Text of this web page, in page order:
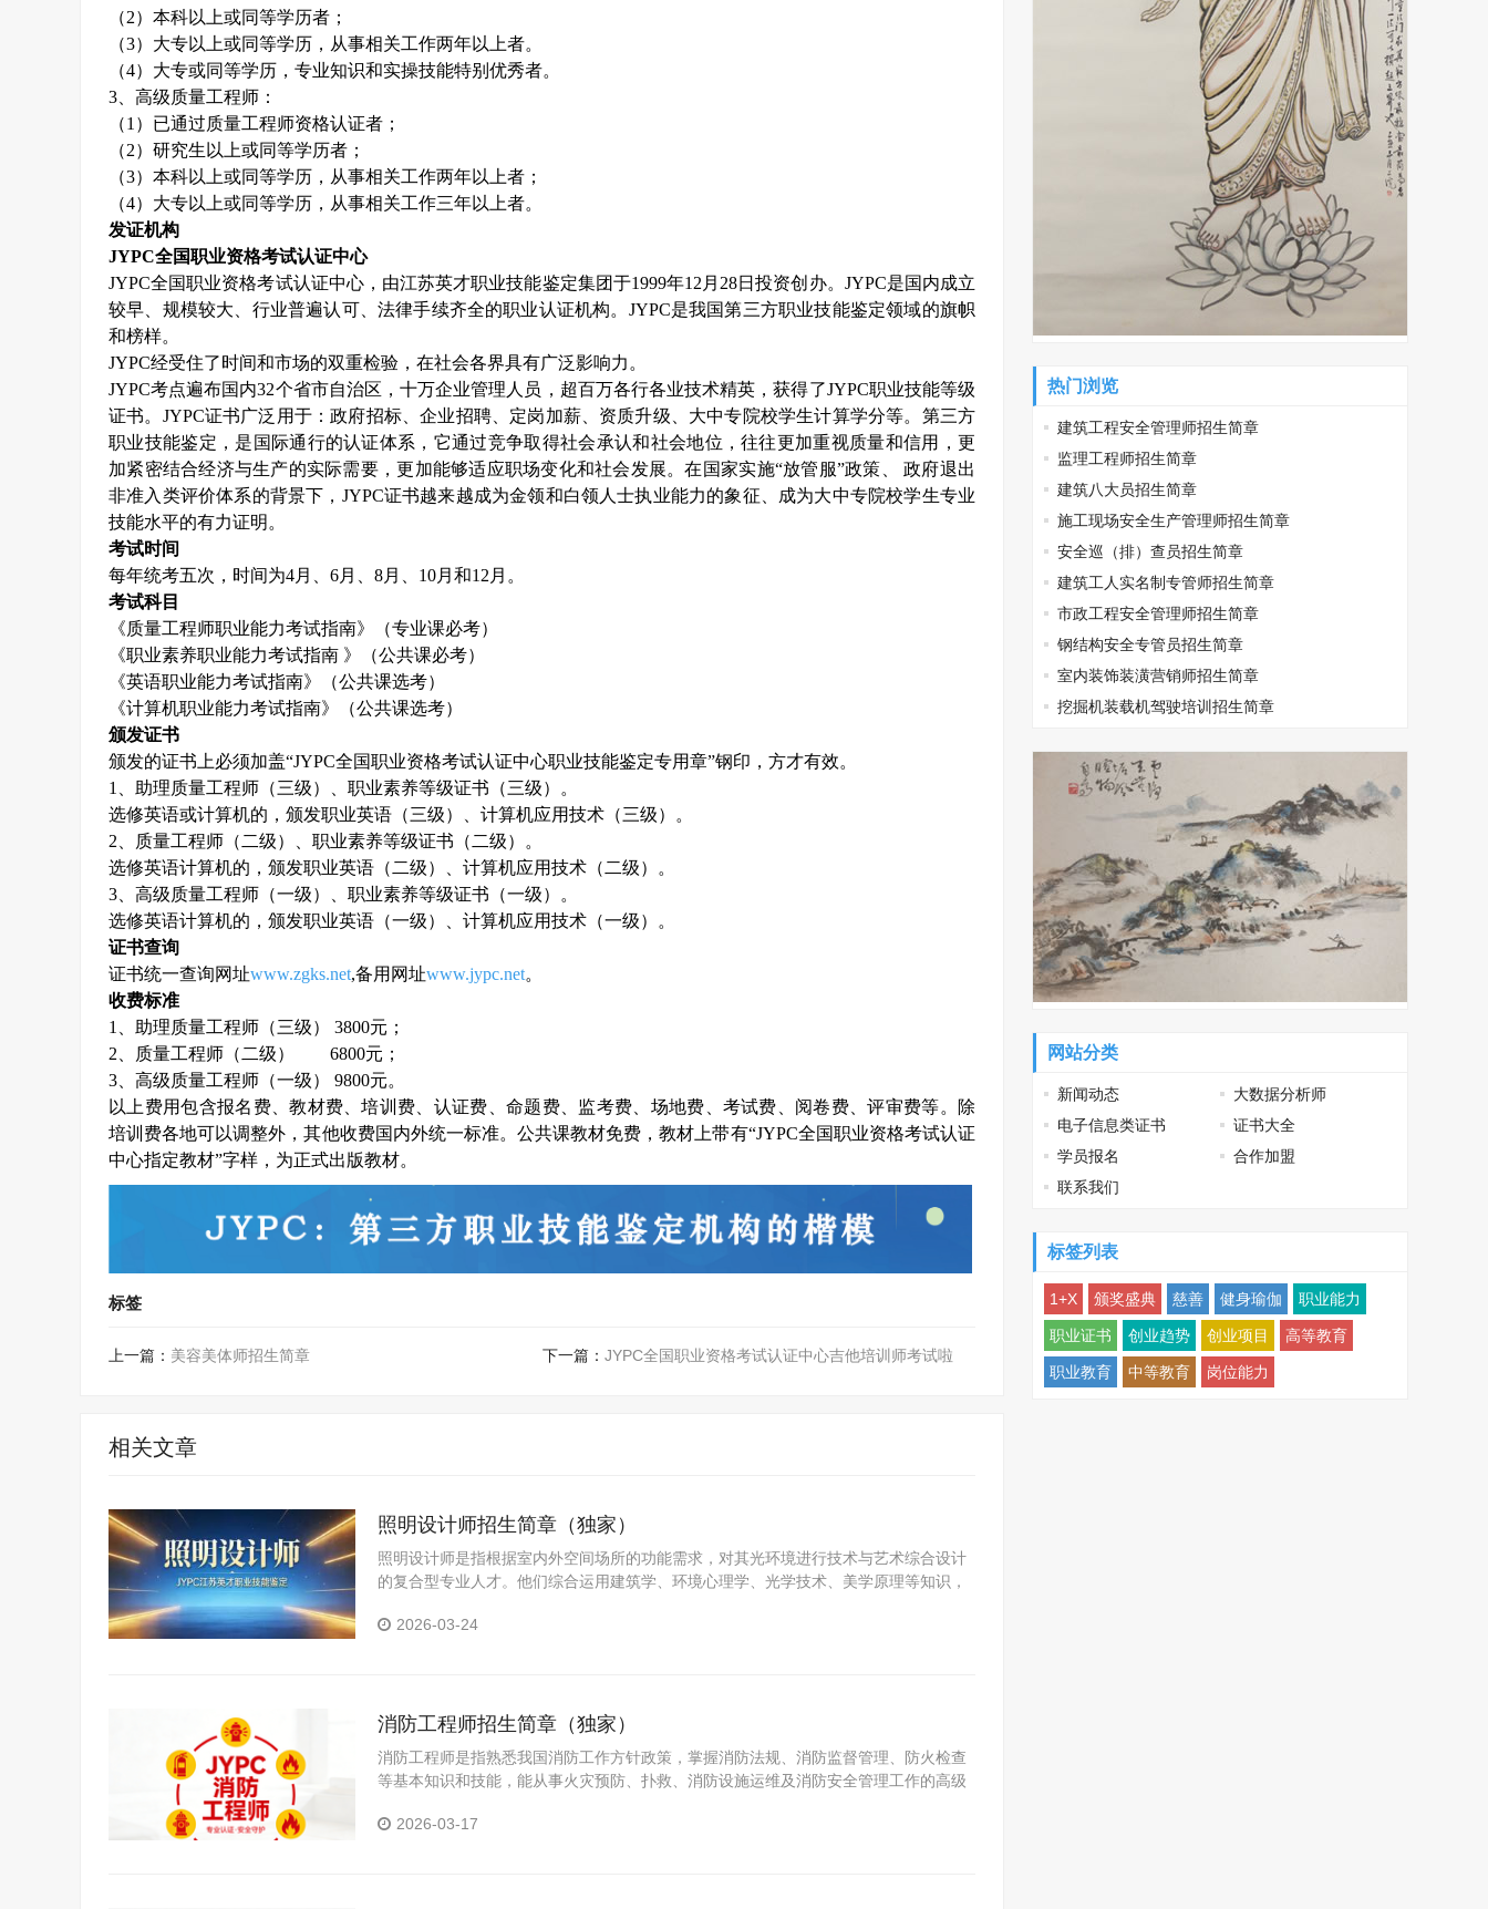
（2）本科以上或同等学历者；
（3）大专以上或同等学历，从事相关工作两年以上者。
（4）大专或同等学历，专业知识和实操技能特别优秀者。
3 、高级质量工程师：
（1 ）已通过质量工程师资格认证者；
（2）研究生以上或同等学历者；
（3）本科以上或同等学历，从事相关工作两年以上者；
（4）大专以上或同等学历，从事相关工作三年以上者。
发证机构
JYPC全国职业资格考试认证中心
JYPC全国职业资格考试认证中心，由江苏英才职业技能鉴定集团于1999年12 月 28日投资创办。 JYPC是国内成立
较早、规模较大、行业普遍认可、法律手续齐全的职业认证机构。 JYPC是我国第三方职业技能鉴定领域的旗帜
和榜样。
JYPC经受住了时间和市场的双重检验，在社会各界具有广泛影响力。
JYPC考点遍布国内32个省市自治区，十万企业管理人员，超百万各行各业技术精英，获得了JYPC职业技能等级
证书。 JYPC证书广泛用于：政府招标、企业招聘、定岗加薪、资质升级、大中专院校学生计算学分等。第三方
职业技能鉴定，是国际通行的认证体系，它通过竞争取得社会承认和社会地位，往往更加重视质量和信用，更
加紧密结合经济与生产的实际需要，更加能够适应职场变化和社会发展。在国家实施“放管服”政策、 政府退出
非准入类评价体系的背景下， JYPC证书越来越成为金领和白领人士执业能力的象征、成为大中专院校学生专业
技能水平的有力证明。
考试时间
每年统考五次，时间为4月、 6月、 8月、 10月和12 月。
考试科目
《质量工程师职业能力考试指南》（专业课必考）
《职业素养职业能力考试指南 》（公共课必考）
《英语职业能力考试指南》（公共课选考）
《计算机职业能力考试指南》（公共课选考）
颁发证书
颁发的证书上必须加盖“JYPC全国职业资格考试认证中心职业技能鉴定专用章”钢印，方才有效。
1
、助理质量工程师（三级）、职业素养等级证书（三级）。
选修英语或计算机的，颁发职业英语（三级）、计算机应用技术（三级）。
2 、质量工程师（二级）、职业素养等级证书（二级）。
选修英语计算机的，颁发职业英语（二级）、计算机应用技术（二级）。
3 、高级质量工程师（一级）、职业素养等级证书（一级）。
选修英语计算机的，颁发职业英语（一级）、计算机应用技术（一级）。
证书查询
证书统一查询网址www.zgks.net,备用网址www.jypc.net。
收费标准
1
、助理质量工程师（三级） 3800元；
2 、质量工程师（二级） 6800元；
3 、高级质量工程师（一级） 9800元。
以上费用包含报名费、教材费、培训费、认证费、命题费、监考费、场地费、考试费、阅卷费、评审费等。除
培训费各地可以调整外，其他收费国内外统一标准。公共课教材免费，教材上带有“JYPC全国职业资格考试认证
中心指定教材”字样，为正式出版教材。
标签
上一篇： 美容美体师招生简章 下一篇： JYPC全国职业资格考试认证中心吉他培训师考试啦
相关文章
照明设计师招生简章（独家）
照明设计师是指根据室内外空间场所的功能需求，对其光环境进行技术与艺术综合设计
的复合型专业人才。他们综合运用建筑学、环境心理学、光学技术、美学原理等知识，
研与分析、照明创意设计、效果图绘制、照明设备选型、供
2026-03-24
消防工程师招生简章（独家）
消防工程师是指熟悉我国消防工作方针政策，掌握消防法规、消防监督管理、防火检查
等基本知识和技能，能从事火灾预防、扑救、消防设施运维及消防安全管理工作的高级
2026-03-17
热门浏览
建筑工程安全管理师招生简章
监理工程师招生简章
建筑八大员招生简章
施工现场安全生产管理师招生简章
安全巡（排）查员招生简章
建筑工人实名制专管师招生简章
市政工程安全管理师招生简章
钢结构安全专管员招生简章
室内装饰装潢营销师招生简章
挖掘机装载机驾驶培训招生简章
网站分类
新闻动态
大数据分析师
电子信息类证书
证书大全
学员报名
合作加盟
联系我们
标签列表
1+X 颁奖盛典 慈善 健身瑜伽 职业能力
职业证书 创业趋势 创业项目 高等教育
职业教育 中等教育 岗位能力